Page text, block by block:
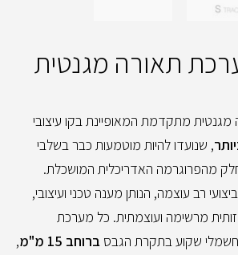
מתקדמת המאופיינת בקו עיצובי
, שנועדו להיות מוטמעות כבר בשלבי
מהפרוגרמה האדריכלית המושכלת.
רב עוצמה, הנותן מענה טכני ועיצובי,
מרשימה ועוצמתית. כל מערכת
שקוע בתקרת הגבס ברוחב 15 מ"מ
,